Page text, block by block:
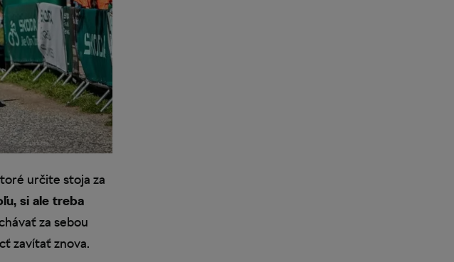
určite stoja za
si ale treba
za sebou
zavítať znova.